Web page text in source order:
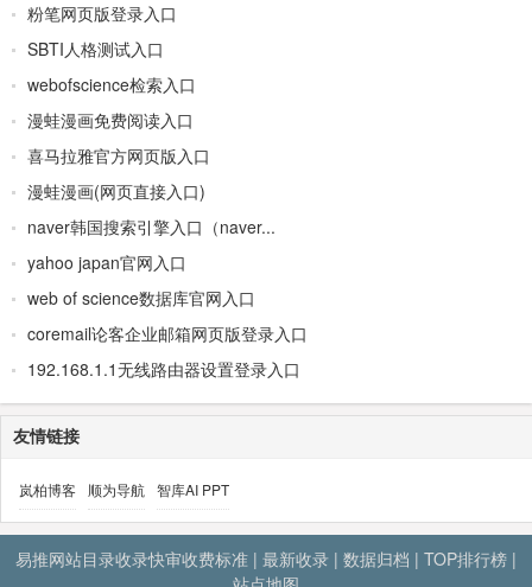
粉笔网页版登录入口
SBTI人格测试入口
webofscience检索入口
漫蛙漫画免费阅读入口
喜马拉雅官方网页版入口
漫蛙漫画(网页直接入口)
naver韩国搜索引擎入口（naver...
yahoo japan官网入口
web of science数据库官网入口
coremail论客企业邮箱网页版登录入口
192.168.1.1无线路由器设置登录入口
友情链接
岚柏博客 顺为导航 智库AI PPT
易推网站目录收录快审收费标准 | 最新收录 | 数据归档 | TOP排行榜 |